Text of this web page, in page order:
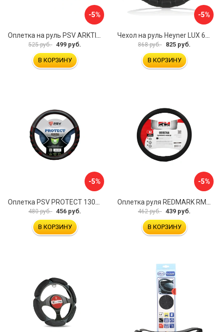
-5%
525 руб. 499 руб.
В КОРЗИНУ
-5%
868 руб. 825 руб.
В КОРЗИНУ
-5%
Оплетка PSV PROTECT 130503
480 руб. 456 руб.
В КОРЗИНУ
-5%
Оплетка руля REDMARK RM78002
462 руб. 439 руб.
В КОРЗИНУ